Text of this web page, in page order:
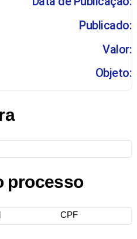
Publicado:
Valor:
Objeto:
processo
CPF